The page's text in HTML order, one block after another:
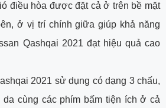
điều hòa được đặt cả ở trên bề mặt
ở vị trí chính giữa giúp khả năng
Qashqai 2021 đạt hiệu quả cao
2021 sử dụng có dạng 3 chấu,
cùng các phím bấm tiện ích ở cả